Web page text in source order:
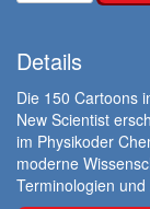
Details
Die 150 Cartoons
New Scientist
im Physikoder
moderne
Terminologien